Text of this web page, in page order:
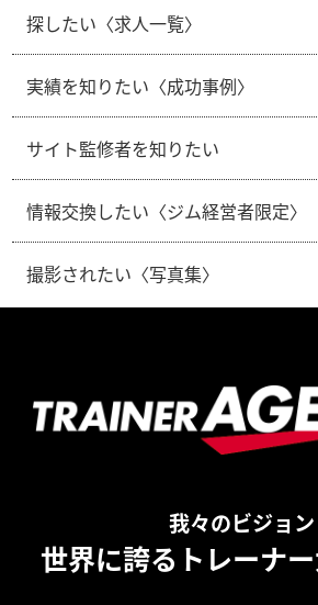
探したい〈求人一覧〉
実績を知りたい〈成功事例〉
サイト監修者を知りたい
情報交換したい〈ジム経営者限定〉
撮影されたい〈写真集〉
我々のビジョン
世界に誇るトレーナ